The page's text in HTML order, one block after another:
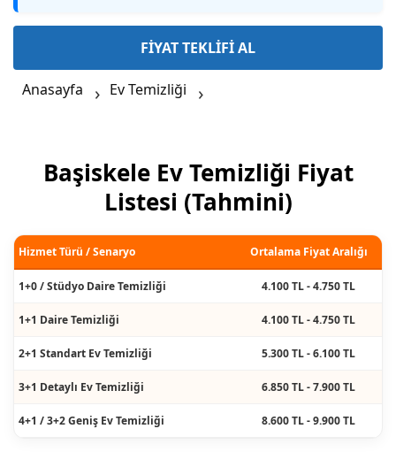
FİYAT TEKLİFİ AL
Anasayfa Ev Temizliği
Başiskele Ev Temizliği Fiyat
Listesi (Tahmini)
Hizmet Türü / Senaryo Ortalama Fiyat Aralığı
1+0 / Stüdyo Daire Temizliği 4.100 TL - 4.750 TL
1+1 Daire Temizliği 4.100 TL - 4.750 TL
2+1 Standart Ev Temizliği 5.300 TL - 6.100 TL
3+1 Detaylı Ev Temizliği 6.850 TL - 7.900 TL
4+1 / 3+2 Geniş Ev Temizliği 8.600 TL - 9.900 TL